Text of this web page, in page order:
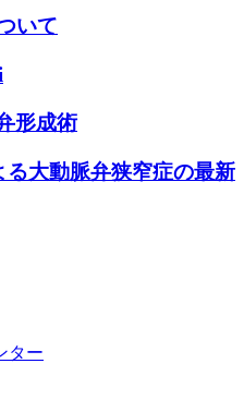
いて
形成術
大動脈弁狭窄症の最新
ター